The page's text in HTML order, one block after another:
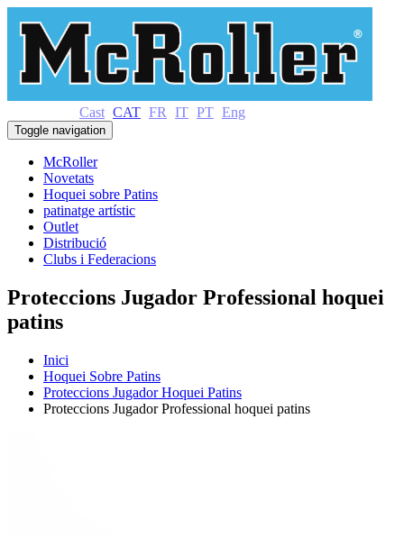
Cast CAT FR IT PT Eng
Toggle navigation
McRoller
Novetats
Hoquei sobre Patins
patinatge artístic
Outlet
Distribució
Clubs i Federacions
Proteccions Jugador Professional hoquei
patins
Inici
Hoquei Sobre Patins
Proteccions Jugador Hoquei Patins
Proteccions Jugador Professional hoquei patins